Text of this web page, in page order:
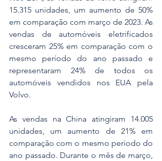
15.315 unidades, um aumento de 50%
em comparação com março de 2023. As
vendas de automóveis eletrificados
cresceram 25% em comparação com o
mesmo período do ano passado e
representaram 24% de todos os
automóveis vendidos nos EUA pela
Volvo.
As vendas na China atingiram 14.005
unidades, um aumento de 21% em
comparação com o mesmo período do
ano passado. Durante o mês de março,